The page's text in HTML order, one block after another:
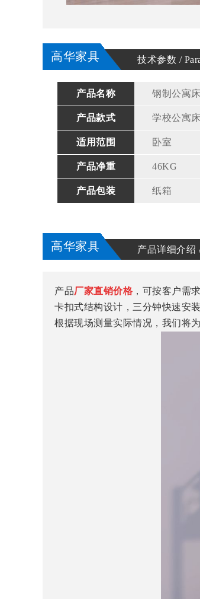
高华家具 技术参数 /
产品名称 钢制公寓
产品款式 学校公寓床
适用范围 卧室
产品净重 46KG
产品包装 纸箱
高华家具 产品详细介绍
产品厂家直销价格 ，可按客户需求
卡扣式结构设计，三分钟快速安
根据现场测量实际情况 ，我们将